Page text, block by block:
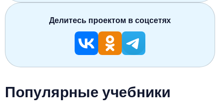
Популярные учебники
Делитесь проектом в соцсетях